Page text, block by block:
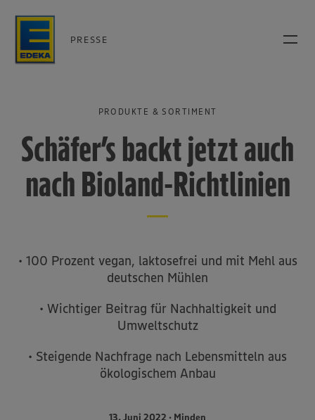
PRESSE
PRODUKTE & SORTIMENT
Schäfer’s backt jetzt auch
nach Bioland-Richtlinien
• 100 Prozent vegan, laktosefrei und mit Mehl aus
deutschen Mühlen
• Wichtiger Beitrag für Nachhaltigkeit und
Umweltschutz
• Steigende Nachfrage nach Lebensmitteln aus
ökologischem Anbau
13. Juni 2022 • Minden